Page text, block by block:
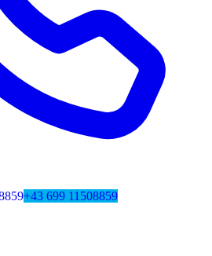
+43 699 11508859